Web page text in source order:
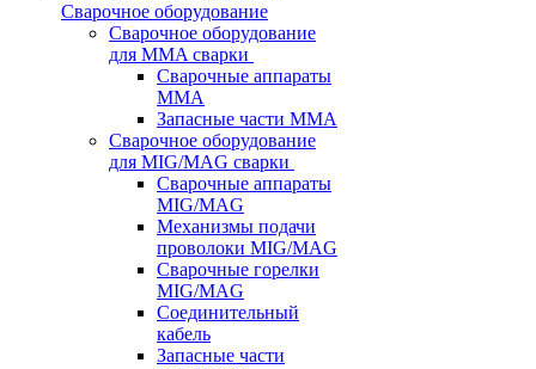
Сварочное оборудование
Сварочное оборудование
для MMA сварки
Сварочные аппараты
MMA
Запасные части MMA
Сварочное оборудование
для MIG/MAG сварки
Сварочные аппараты
MIG/MAG
Механизмы подачи
проволоки MIG/MAG
Сварочные горелки
MIG/MAG
Соединительный
кабель
Запасные части